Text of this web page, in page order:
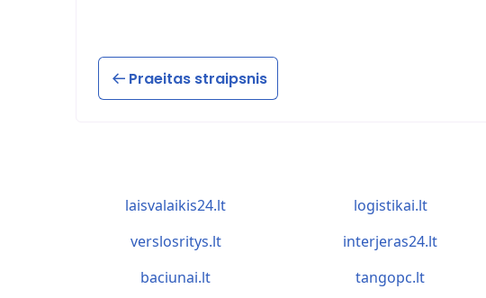
Praeitas straipsnis
laisvalaikis24.lt logistikai.lt
verslosritys.lt
interjeras24.lt
baciunai.lt
tangopc.lt